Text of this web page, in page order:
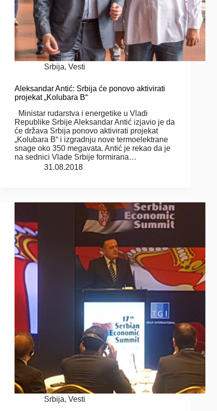
Srbija, Vesti
Aleksandar Antić: Srbija će ponovo aktivirati
projekat „Kolubara B“
Ministar rudarstva i energetike u Vladi
Republike Srbije Aleksandar Antić izjavio je da
će država Srbija ponovo aktivirati projekat
„Kolubara B“ i izgradnju nove termoelektrane
snage oko 350 megavata. Antić je rekao da je
na sednici Vlade Srbije formirana…
31.08.2018
Srbija, Vesti